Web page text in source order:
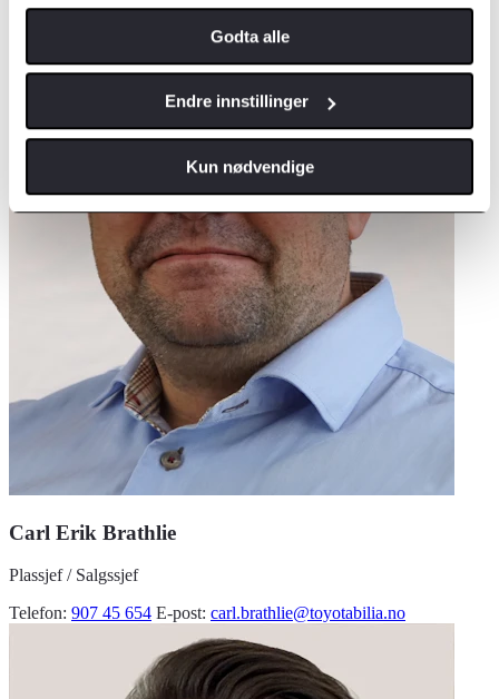
Godta alle
Endre innstillinger
Kun nødvendige
Carl Erik Brathlie
Plassjef / Salgssjef
Telefon: 907 45 654 E-post: carl.brathlie@toyotabilia.no